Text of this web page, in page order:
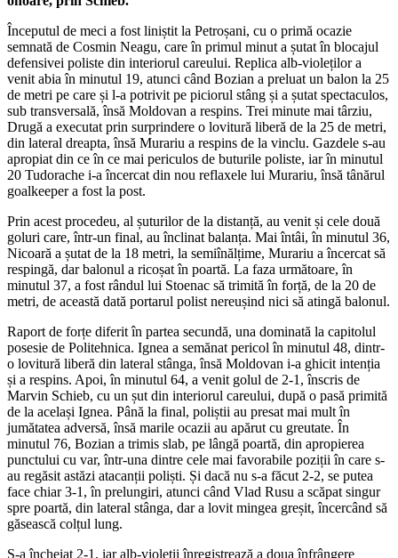
Începutul de meci a fost liniștit la Petroșani, cu o primă ocazie
semnată de Cosmin Neagu, care în primul minut a șutat în blocajul
defensivei poliste din interiorul careului. Replica alb-violeților a
venit abia în minutul 19, atunci când Bozian a preluat un balon la 25
de metri pe care și l-a potrivit pe piciorul stâng și a șutat spectaculos,
sub transversală, însă Moldovan a respins. Trei minute mai târziu,
Drugă a executat prin surprindere o lovitură liberă de la 25 de metri,
din lateral dreapta, însă Murariu a respins de la vinclu. Gazdele s-au
apropiat din ce în ce mai periculos de buturile poliste, iar în minutul
20 Tudorache i-a încercat din nou reflaxele lui Murariu, însă tânărul
goalkeeper a fost la post.
Prin acest procedeu, al șuturilor de la distanță, au venit și cele două
goluri care, într-un final, au înclinat balanța. Mai întâi, în minutul 36,
Nicoară a șutat de la 18 metri, la semiînălțime, Murariu a încercat să
respingă, dar balonul a ricoșat în poartă. La faza următoare, în
minutul 37, a fost rândul lui Stoenac să trimită în forță, de la 20 de
metri, de această dată portarul polist nereușind nici să atingă balonul.
Raport de forțe diferit în partea secundă, una dominată la capitolul
posesie de Politehnica. Ignea a semănat pericol în minutul 48, dintr-
o lovitură liberă din lateral stânga, însă Moldovan i-a ghicit intenția
și a respins. Apoi, în minutul 64, a venit golul de 2-1, înscris de
Marvin Schieb, cu un șut din interiorul careului, după o pasă primită
de la același Ignea. Până la final, poliștii au presat mai mult în
jumătatea adversă, însă marile ocazii au apărut cu greutate. În
minutul 76, Bozian a trimis slab, pe lângă poartă, din apropierea
punctului cu var, într-una dintre cele mai favorabile poziții în care s-
au regăsit astăzi atacanții poliști. Și dacă nu s-a făcut 2-2, se putea
face chiar 3-1, în prelungiri, atunci când Vlad Rusu a scăpat singur
spre poartă, din lateral stânga, dar a lovit mingea greșit, încercând să
găsească colțul lung.
S-a încheiat 2-1, iar alb-violeții înregistrează a doua înfrângere